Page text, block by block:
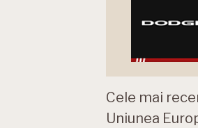
Cele mai
Uniunea